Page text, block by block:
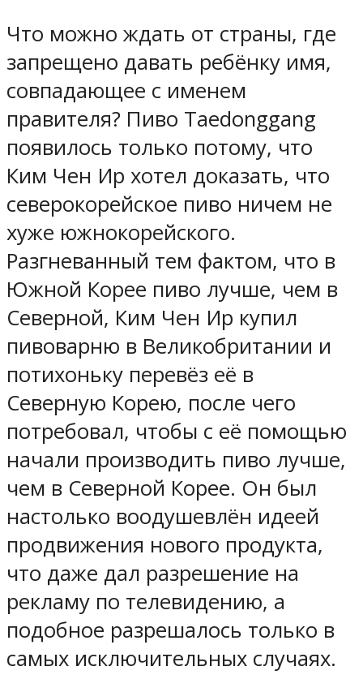
Что можно ждать от страны, где
запрещено давать ребёнку имя,
совпадающее с именем
правителя? Пиво Taedonggang
появилось только потому, что
Ким Чен Ир хотел доказать, что
северокорейское пиво ничем не
хуже южнокорейского.
Разгневанный тем фактом, что в
Южной Корее пиво лучше, чем в
Северной, Ким Чен Ир купил
пивоварню в Великобритании и
потихоньку перевёз её в
Северную Корею, после чего
потребовал, чтобы с её помощью
начали производить пиво лучше,
чем в Северной Корее. Он был
настолько воодушевлён идеей
продвижения нового продукта,
что даже дал разрешение на
рекламу по телевидению, а
подобное разрешалось только в
самых исключительных случаях.